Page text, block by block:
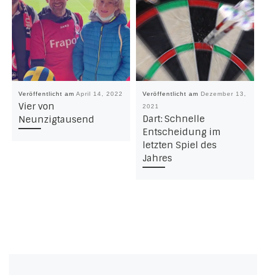
Veröffentlicht am April 14, 2022
Vier von
Neunzigtausend
Veröffentlicht am Dezember 13,
2021
Dart: Schnelle
Entscheidung im
letzten Spiel des
Jahres